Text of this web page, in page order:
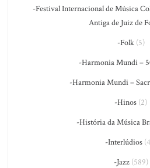
-Festival Internacional de Música
Antiga de Juiz de
-Folk(5)
-Harmonia Mundi –
-Harmonia Mundi –
-Hinos (2)
-História da Música
-Interlúdios
-Jazz(589)